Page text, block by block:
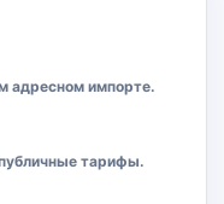
адресном импорте.
тарифы.